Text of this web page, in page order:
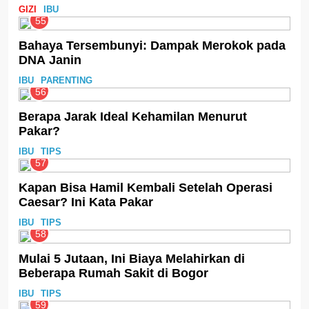
GIZI IBU
55
Bahaya Tersembunyi: Dampak Merokok pada
DNA Janin
IBU PARENTING
56
Berapa Jarak Ideal Kehamilan Menurut
Pakar?
IBU TIPS
57
Kapan Bisa Hamil Kembali Setelah Operasi
Caesar? Ini Kata Pakar
IBU TIPS
58
Mulai 5 Jutaan, Ini Biaya Melahirkan di
Beberapa Rumah Sakit di Bogor
IBU TIPS
59